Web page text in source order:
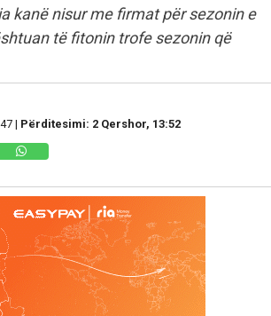
kanë nisur me firmat për sezonin e
të fitonin trofe sezonin që
| Përditesimi: 2 Qershor, 13:52